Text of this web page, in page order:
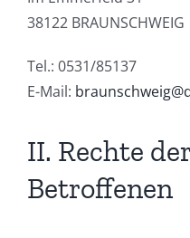
38122 BRAUNSCHWEIG
Tel.: 0531/85137
E-Mail:
II. Rechte
Betroffenen